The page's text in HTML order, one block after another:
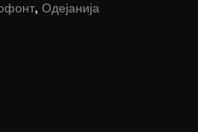
,Одејанија